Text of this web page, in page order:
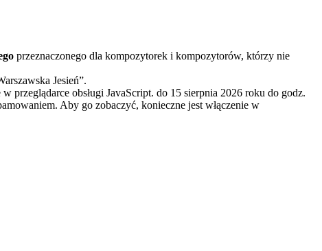
przeznaczonego dla kompozytorek i kompozytorów, którzy nie
Jesień”.
przeglądarce obsługi JavaScript. do 15 sierpnia 2026 roku do godz.
Aby go zobaczyć, konieczne jest włączenie w